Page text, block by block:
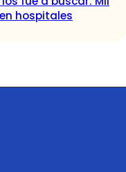
hospitales